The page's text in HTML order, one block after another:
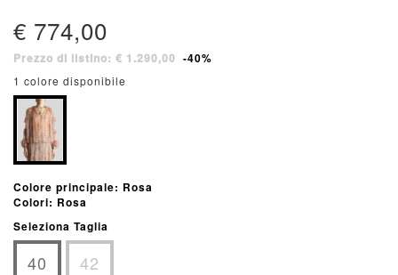
€ 774,00
Prezzo di listino: € 1.290,00 -40%
1 colore disponibile
Colore principale: Rosa
Colori: Rosa
Seleziona Taglia
40 42